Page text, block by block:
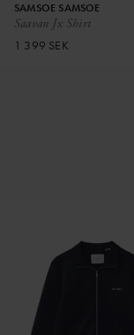
Saavan Jx Shirt
SAMSOE SAMSOE
1 399 SEK